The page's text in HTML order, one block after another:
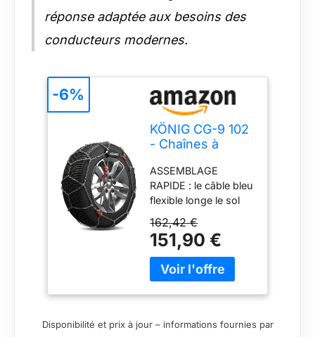
réponse adaptée aux besoins des
conducteurs modernes.
KÖNIG CG-9 102
- Chaînes à
ASSEMBLAGE
RAPIDE : le câble bleu
flexible longe le sol
vous permet de
connecter toutes les
parties de la chaîne
sans déplacer le
Vous n'avez besoin
162,42 €
151,90 €
-6%
Disponibilité et prix à jour – informations fournies par